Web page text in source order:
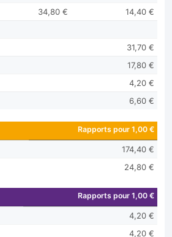
34,80 €
14,40 €
31,70 €
17,80 €
4,20 €
6,60 €
Rapports pour 1,00 €
174,40 €
24,80 €
Rapports pour 1,00 €
4,20 €
4,20 €